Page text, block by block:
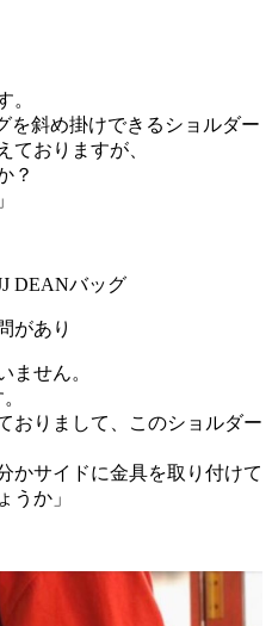
。
を斜め掛けできるショルダー
ておりますが、
？
DEANバッグ
があり
ません。
おりまして、このショルダー
かサイドに金具を取り付けて
うか」